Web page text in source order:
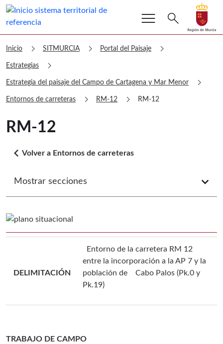
sitmurcia RM-12
Volver a
Ir a
menu Buscar
search
Inicio chevron_right SITMURCIA chevron_right Portal del Paisaje chevron_right
Estrategias chevron_right
Estrategia del paisaje del Campo de Cartagena y Mar Menor chevron_right
Entornos de carreteras chevron_right RM-12 chevron_right RM-12
RM-12
arrow_back_ios Volver a Entornos de carreteras
Mostrar secciones arrow_forward_ios
DELIMITACIÓN
Entorno de la carretera RM 12
entre la incorporación a la AP 7 y la
población de Cabo Palos (Pk.0 y
Pk.19)
TRABAJO DE CAMPO